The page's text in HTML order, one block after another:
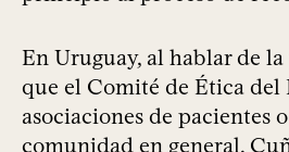
En Uruguay, al hablar de
que el Comité de Ética del
asociaciones de pacientes
comunidad en general,